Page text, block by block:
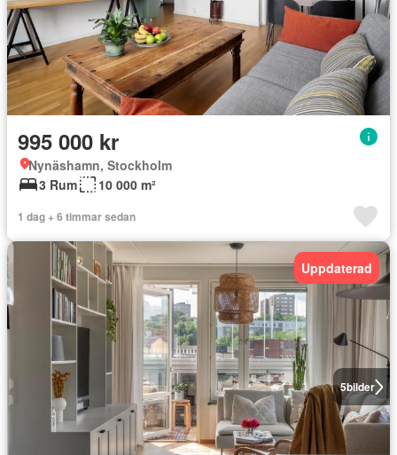
995 000 kr
Nynäshamn, Stockholm
3 Rum
10 000 m²
1 dag + 6 timmar sedan
5bilder
Uppdaterad